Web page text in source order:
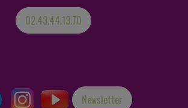
02.43.44.13.70
Newsletter